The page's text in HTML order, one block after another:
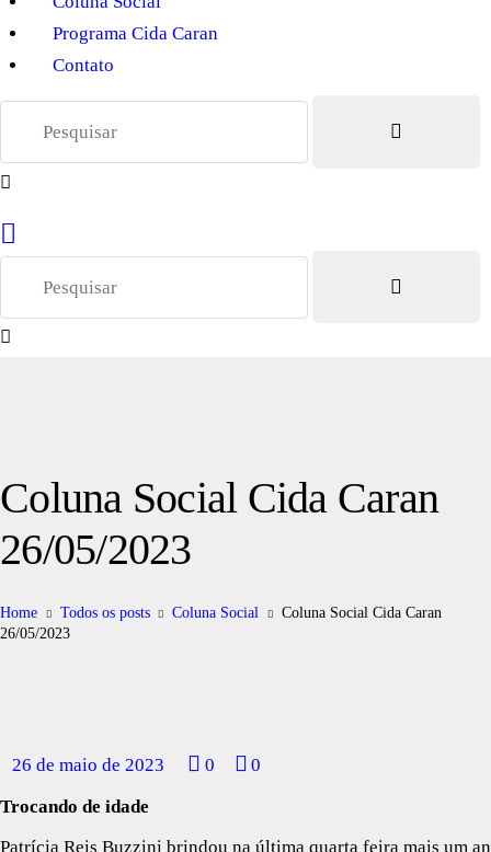
Programa Cida Caran
Contato
Coluna Social Cida Caran
26/05/2023
Home Todos os posts Coluna Social
Coluna Social Cida Caran
26/05/2023
26 de maio de 2023 0
0
Trocando de idade
Patrícia Reis Buzzini brindou na última quarta feira mais um